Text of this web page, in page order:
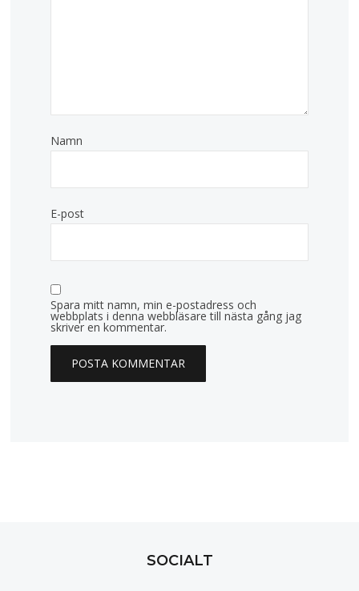
Namn
E-post
Spara mitt namn, min e-postadress och
webbplats i denna webbläsare till nästa gång jag
skriver en kommentar.
SOCIALT